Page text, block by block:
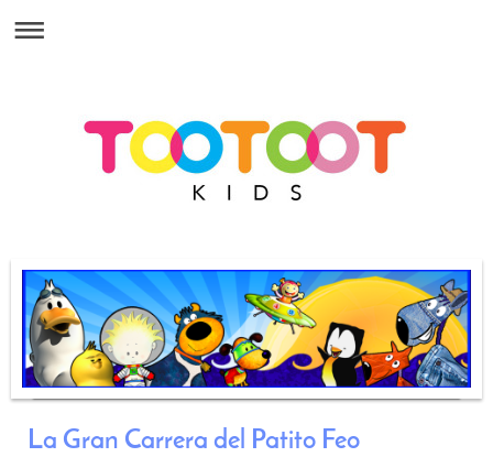
La Gran Carrera del Patito Feo